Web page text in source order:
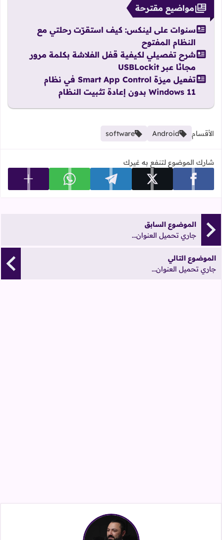
مواضيع مقترحة
سنوات على لينكس: كيف استقرّت رحلتي مع
النظام المفتوح
شرح تفصيلي لكيفية قفل الفلاشة بكلمة مرور
مجانًا عبر USBLockit
تفعيل ميزة Smart App Control في نظام
Windows 11 بدون إعادة تثبيت النظام
الأقسام Android
software
شارك الموضوع لتنفع به غيرك
شارك على facebook شارك على x شارك على telegram شارك على whatsapp عرض
الموضوع السابق
جاري تحميل العنوان...
الموضوع التالي
جاري تحميل العنوان...